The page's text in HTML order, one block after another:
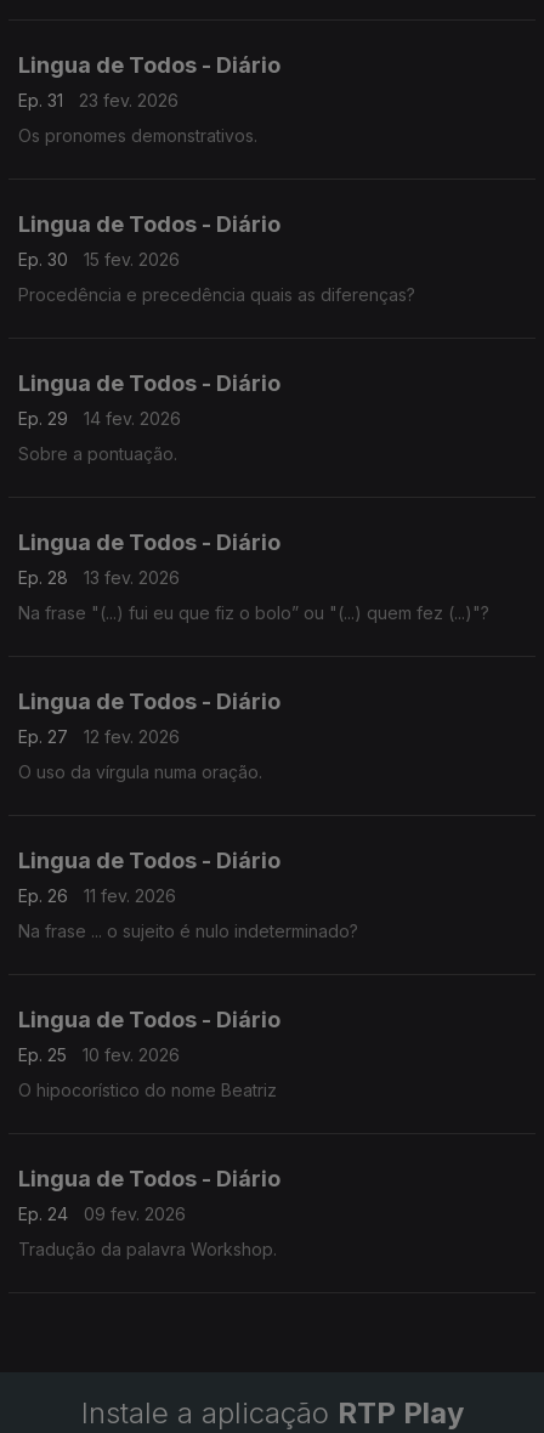
Lingua de Todos - Diário
Ep. 31
23 fev. 2026
Os pronomes demonstrativos.
Lingua de Todos - Diário
Ep. 30
15 fev. 2026
Procedência e precedência quais as diferenças?
Lingua de Todos - Diário
Ep. 29
14 fev. 2026
Sobre a pontuação.
Lingua de Todos - Diário
Ep. 28
13 fev. 2026
Na frase "(...) fui eu que fiz o bolo” ou "(...) quem fez (...)"?
Lingua de Todos - Diário
Ep. 27
12 fev. 2026
O uso da vírgula numa oração.
Lingua de Todos - Diário
Ep. 26
11 fev. 2026
Na frase ... o sujeito é nulo indeterminado?
Lingua de Todos - Diário
Ep. 25
10 fev. 2026
O hipocorístico do nome Beatriz
Lingua de Todos - Diário
Ep. 24
09 fev. 2026
Tradução da palavra Workshop.
Instale a aplicação RTP Play